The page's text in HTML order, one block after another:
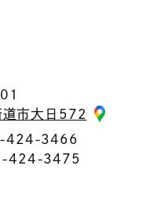
道市大日572
424-3466
424-3475